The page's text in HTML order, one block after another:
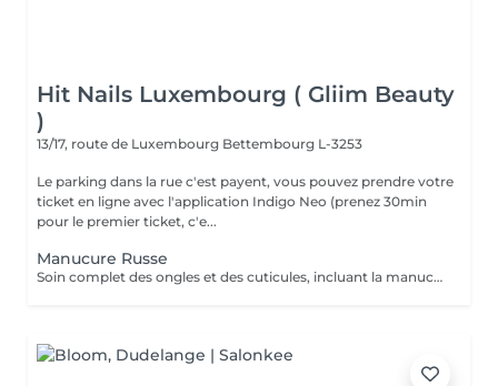
Hit Nails Luxembourg ( Gliim Beauty
)
13/17, route de Luxembourg Bettembourg L-3253
Le parking dans la rue c'est payent, vous pouvez prendre votre
ticket en ligne avec l'application Indigo Neo (prenez 30min
pour le premier ticket, c'e...
Manucure Russe
Soin complet des ongles et des cuticules, incluant la manucure russe, le limage et la mise en forme, suivi de l'application d'un vernis traditionnel transparent pour des mains nettes, soignées et élégantes.